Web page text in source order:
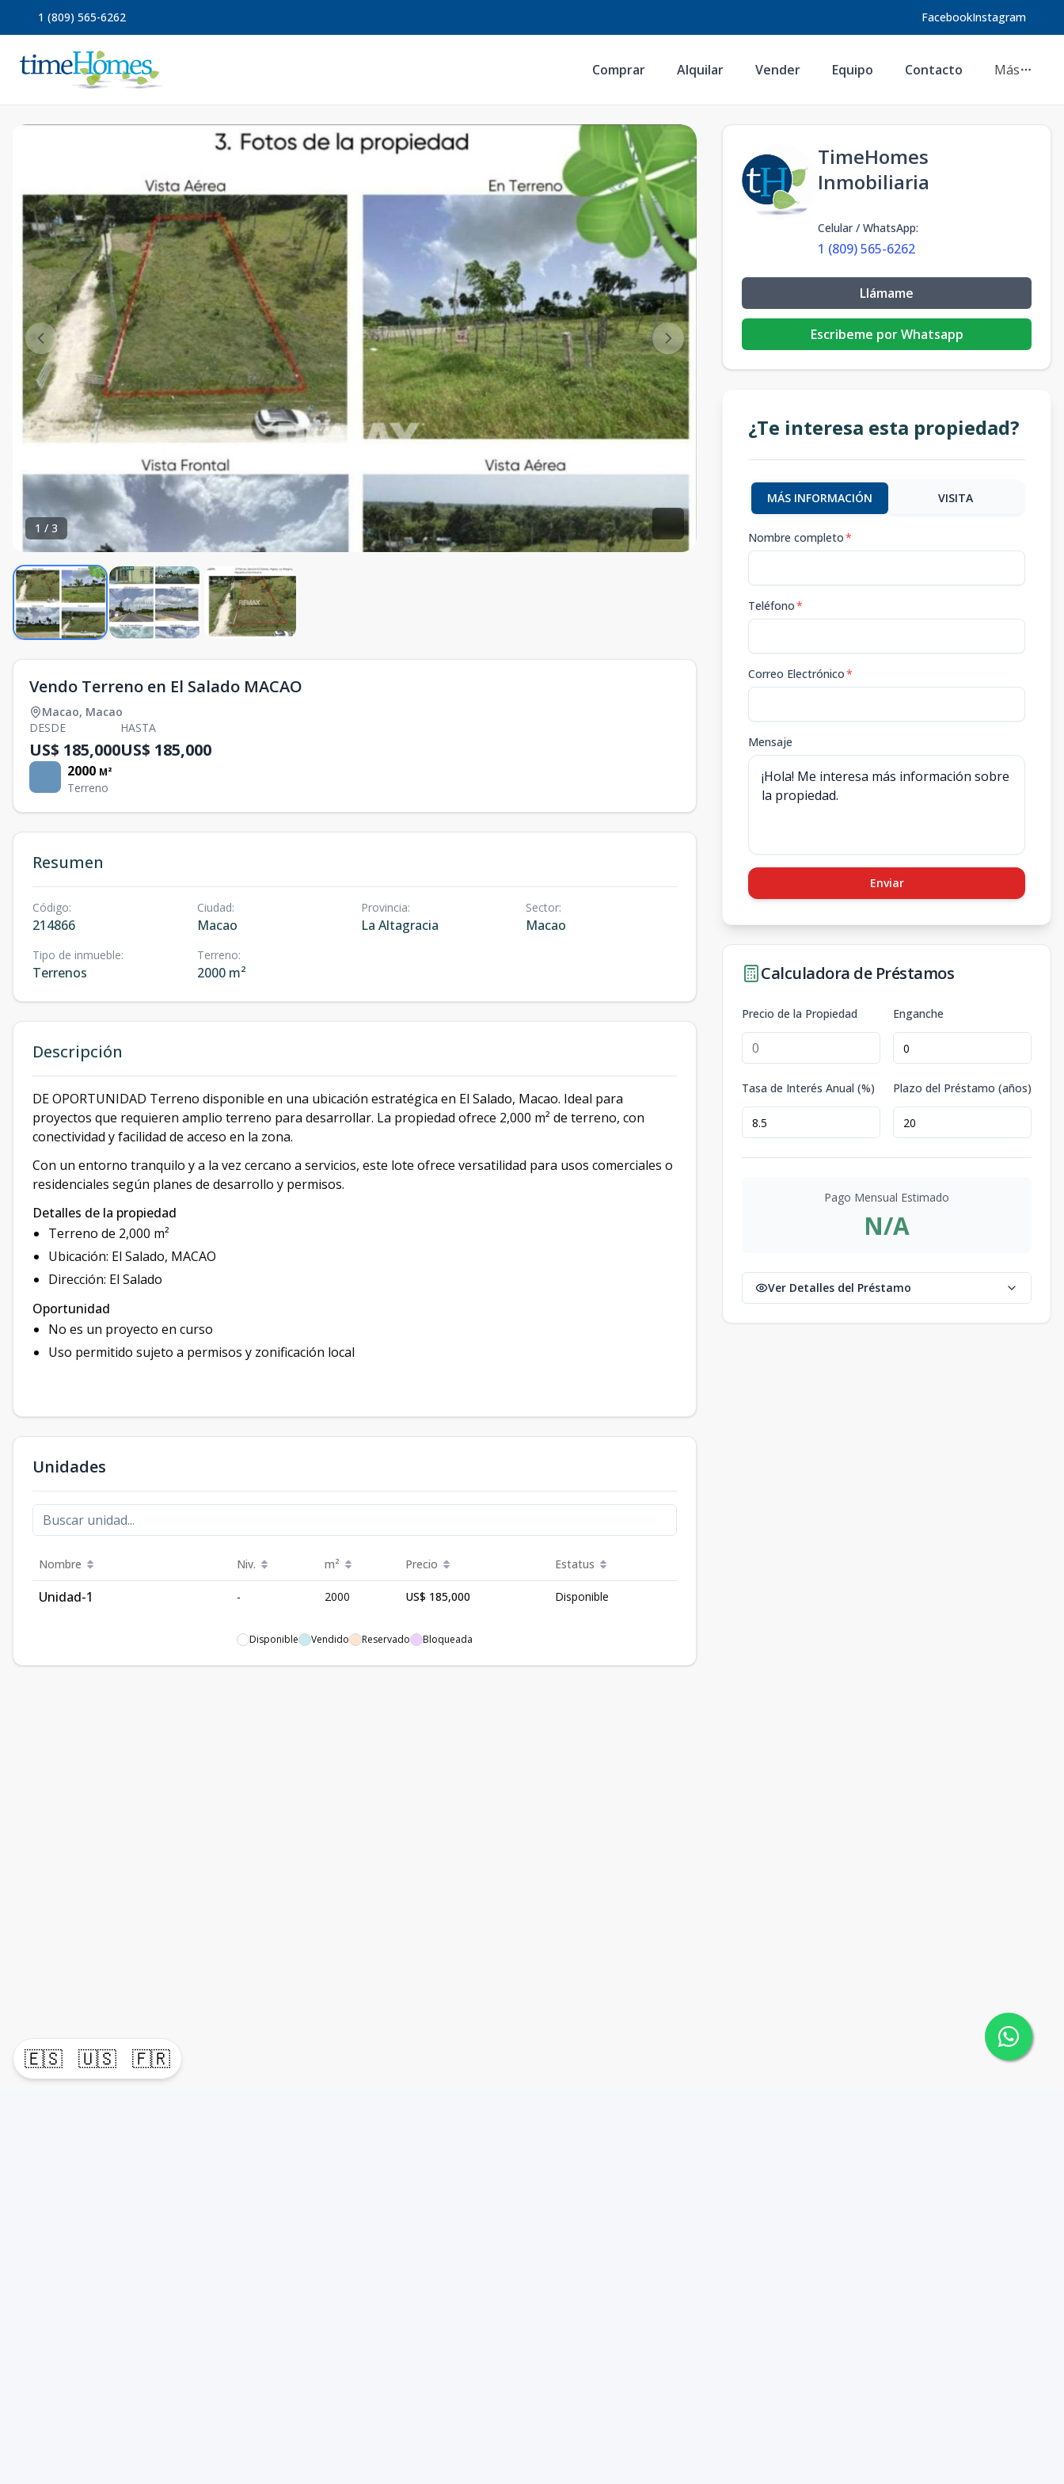
🇪🇸 🇺🇸 🇫🇷
1 (809) 565-6262 FacebookInstagram
Comprar Alquilar Vender Equipo Contacto Más
1 / 3
Vendo Terreno en El Salado MACAO
Macao, Macao
DESDE
US$ 185,000
HASTA
US$ 185,000
2000 M²
Terreno
Resumen
Código:
214866
Ciudad:
Macao
Provincia:
La Altagracia
Sector:
Macao
Tipo de inmueble:
Terrenos
Terreno:
2000 m²
Descripción
DE OPORTUNIDAD Terreno disponible en una ubicación estratégica en El Salado, Macao. Ideal para
proyectos que requieren amplio terreno para desarrollar. La propiedad ofrece 2,000 m² de terreno, con
conectividad y facilidad de acceso en la zona.
Con un entorno tranquilo y a la vez cercano a servicios, este lote ofrece versatilidad para usos comerciales o
residenciales según planes de desarrollo y permisos.
Detalles de la propiedad
Terreno de 2,000 m²
Ubicación: El Salado, MACAO
Dirección: El Salado
Oportunidad
No es un proyecto en curso
Uso permitido sujeto a permisos y zonificación local
Unidades
Nombre Niv. m² Precio Estatus
Unidad-1 - 2000 US$ 185,000 Disponible
Disponible Vendido Reservado Bloqueada
TimeHomes
Inmobiliaria
Celular / WhatsApp:
1 (809) 565-6262
Llámame
Escribeme por Whatsapp
¿Te interesa esta propiedad?
MÁS INFORMACIÓN VISITA
Nombre completo*
Teléfono*
Correo Electrónico*
Mensaje
Enviar
Calculadora de Préstamos
Precio de la Propiedad Enganche
Tasa de Interés Anual (%) Plazo del Préstamo (años)
Pago Mensual Estimado
N/A
Ver Detalles del Préstamo